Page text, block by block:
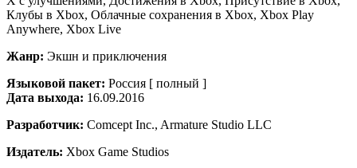
Клубы в Xbox, Облачные сохранения в Xbox, Xbox Play
Anywhere, Xbox Live
Жанр: Экшн и приключения
Языковой пакет: Россия [ полный ]
Дата выхода: 16.09.2016
Разработчик: Comcept Inc., Armature Studio LLC
Издатель: Xbox Game Studios